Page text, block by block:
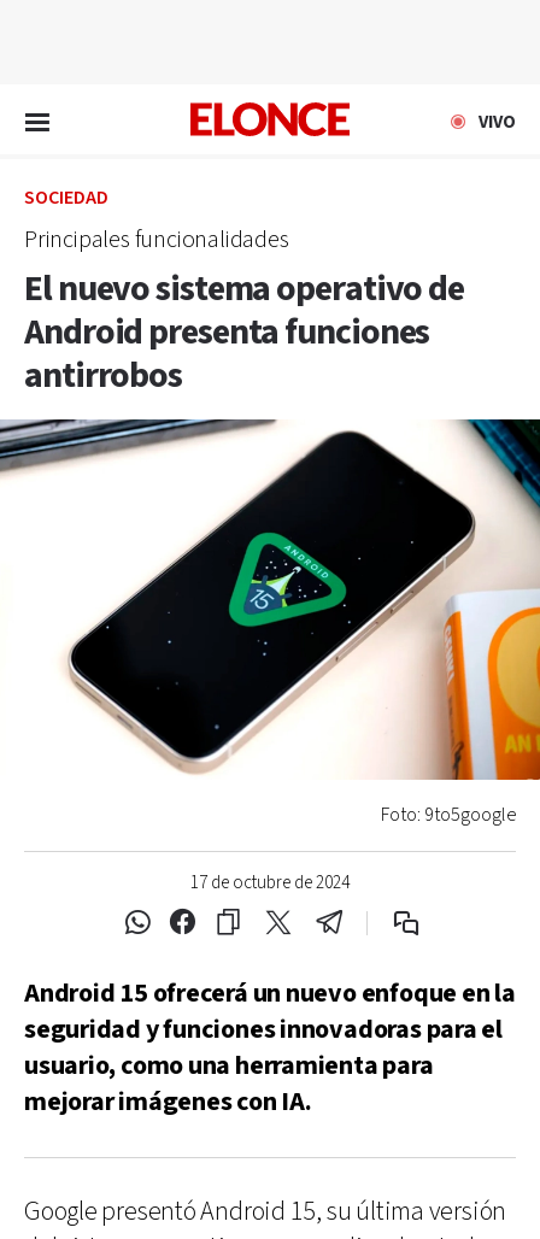
VIVO
SOCIEDAD
Principales funcionalidades
El nuevo sistema operativo de
Android presenta funciones
antirrobos
17 de octubre de 2024
Foto: 9to5google
Android 15 ofrecerá un nuevo enfoque en la
seguridad y funciones innovadoras para el
usuario, como una herramienta para
mejorar imágenes con IA.
Google presentó Android 15, su última versión